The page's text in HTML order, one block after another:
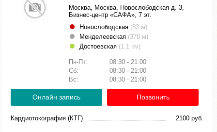
Москва, Москва, Новослободская д. 3,
Бизнес-центр «САФА», 7 эт.
Новослободская (83 м)
Менделеевская (378 м)
Достоевская (1.1 км)
Пн-Пт:
08:30 - 21:00
Сб:
08:30 - 21:00
Вс:
08:30 - 21:00
Онлайн запись Позвонить
Кардиотокография (КТГ) 2100 руб.